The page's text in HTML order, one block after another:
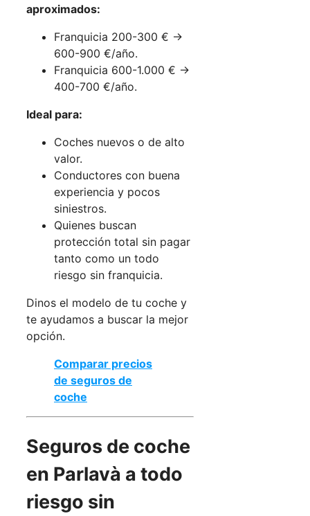
aproximados:
Franquicia 200-300 € →
600-900 €/año.
Franquicia 600-1.000 € →
400-700 €/año.
Ideal para:
Coches nuevos o de alto
valor.
Conductores con buena
experiencia y pocos
siniestros.
Quienes buscan
protección total sin pagar
tanto como un todo
riesgo sin franquicia.
Dinos el modelo de tu coche y
te ayudamos a buscar la mejor
opción.
Comparar precios
de seguros de
coche
Seguros de coche
en Parlavà a todo
riesgo sin